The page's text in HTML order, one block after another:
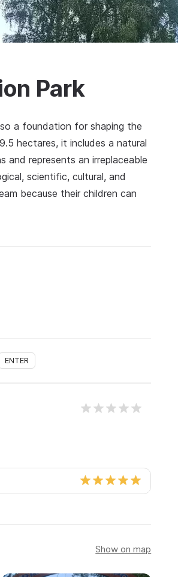
Park
a foundation for shaping the
hectares, it includes a natural
represents an irreplaceable
scientific, cultural, and
because their children can
ENTER
Show on map